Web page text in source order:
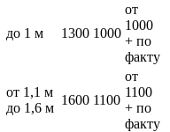
до 1 м 1300 1000
от
1000
+ по
факту
от 1,1 м
до 1,6 м
1600 1100
от
1100
+ по
факту